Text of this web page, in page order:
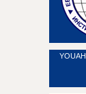
YOUAH